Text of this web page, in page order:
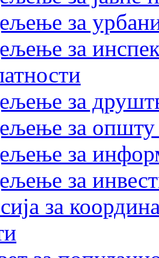
за
за
за
за општу
за
за
за